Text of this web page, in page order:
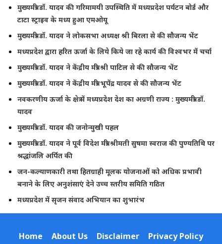
मुख्यमंत्री डॉ. यादव की गरिमामयी उपस्थिति में मध्यप्रदेश पर्यटन बोर्ड और
टाटा स्ट्राइव के मध्य हुआ एमओयू
मुख्यमंत्री डॉ. यादव ने लोकसभा अध्यक्ष श्री बिरला से की सौजन्य भेंट
मध्यप्रदेश द्वारा हरित ऊर्जा के लिये किये जा रहे कार्य की विश्वभर में चर्चा
मुख्यमंत्री डॉ. यादव ने केंद्रीय मंत्री श्री पाटिल से की सौजन्य भेंट
मुख्यमंत्री डॉ. यादव ने केंद्रीय मंत्री भूपेंद्र यादव से की सौजन्य भेंट
नवकरणीय ऊर्जा के क्षेत्र में मध्यप्रदेश देश का अग्रणी राज्य : मुख्यमंत्री डॉ.
यादव
मुख्यमंत्री डॉ. यादव की जनोन्मुखी पहल
मुख्यमंत्री डॉ. यादव ने पूर्व विदेश मंत्री श्रीमती सुषमा स्वराज की पुण्यतिथि पर
श्रद्धांजलि अर्पित की
जन-कल्याणकारी तथा हितग्राही मूलक योजनाओं को अधिक प्रभावी
बनाने के लिए अनुशंसाएं देने उच्च स्तरीय समिति गठित
मध्यप्रदेश में सृजन संवाद अभियान का शुभारंभ
Home About Us Disclaimer Privacy Policy